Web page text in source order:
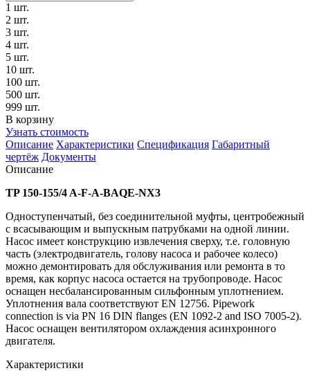
1 шт.
2 шт.
3 шт.
4 шт.
5 шт.
10 шт.
100 шт.
500 шт.
999 шт.
В корзину
Узнать стоимость
Описание Характеристики Спецификация Габаритный
чертёж Документы
Описание
TP 150-155/4 A-F-A-BAQE-NX3
Одноступенчатый, без соединительной муфты, центробежный
с всасывающим и выпускным патрубками на одной линии.
Насос имеет конструкцию извлечения сверху, т.е. головную
часть (электродвигатель, голову насоса и рабочее колесо)
можно демонтировать для обслуживания или ремонта в то
время, как корпус насоса остается на трубопроводе. Насос
оснащен несбалансированным сильфонным уплотнением.
Уплотнения вала соответствуют EN 12756. Pipework
connection is via PN 16 DIN flanges (EN 1092-2 and ISO 7005-2).
Насос оснащен вентилятором охлаждения асинхронного
двигателя.
Характеристики